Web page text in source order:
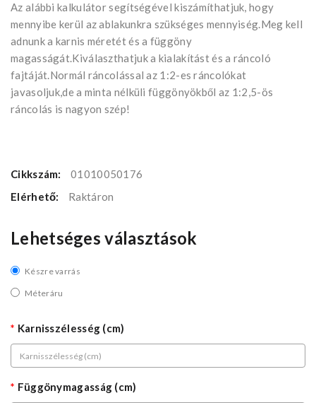
Az alábbi kalkulátor segítségével kiszámíthatjuk, hogy
mennyibe kerül az ablakunkra szükséges mennyiség.Meg kell
adnunk a karnis méretét és a függöny
magasságát.Kiválaszthatjuk a kialakítást és a ráncoló
fajtáját.Normál ráncolással az 1:2-es ráncolókat
javasoljuk,de a minta nélküli függönyökből az 1:2,5-ös
ráncolás is nagyon szép!
Cikkszám:
01010050176
Elérhető:
Raktáron
Lehetséges választások
Készre varrás
Méteráru
Karnisszélesség (cm)
Függönymagasság (cm)